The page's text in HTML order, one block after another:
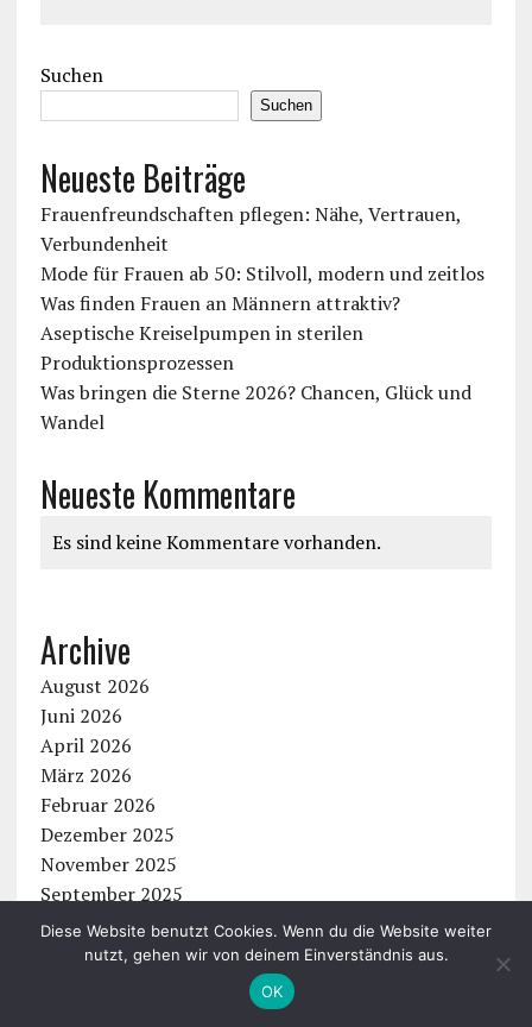
Suchen
Suchen
Neueste Beiträge
Frauenfreundschaften pflegen: Nähe, Vertrauen,
Verbundenheit
Mode für Frauen ab 50: Stilvoll, modern und zeitlos
Was finden Frauen an Männern attraktiv?
Aseptische Kreiselpumpen in sterilen
Produktionsprozessen
Was bringen die Sterne 2026? Chancen, Glück und
Wandel
Neueste Kommentare
Es sind keine Kommentare vorhanden.
Archive
August 2026
Juni 2026
April 2026
März 2026
Februar 2026
Dezember 2025
November 2025
September 2025
August 2025
Juli 2025
Diese Website benutzt Cookies. Wenn du die Website weiter
nutzt, gehen wir von deinem Einverständnis aus.
OK